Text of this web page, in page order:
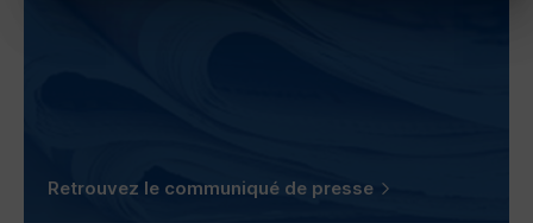
Retrouvez le communiqué de presse